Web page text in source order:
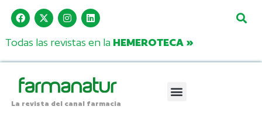
Todas las revistas en la HEMEROTECA »
La revista del canal farmacia